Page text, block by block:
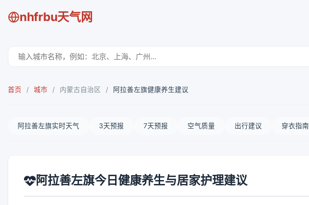
nhfrbu天气网
首页 / 城市 / 内蒙古自治区 / 阿拉善左旗健康养生建议
阿拉善左旗实时天气 3天预报 7天预报 空气质量 出行建议 穿衣指南
阿拉善左旗今日健康养生与居家护理建议